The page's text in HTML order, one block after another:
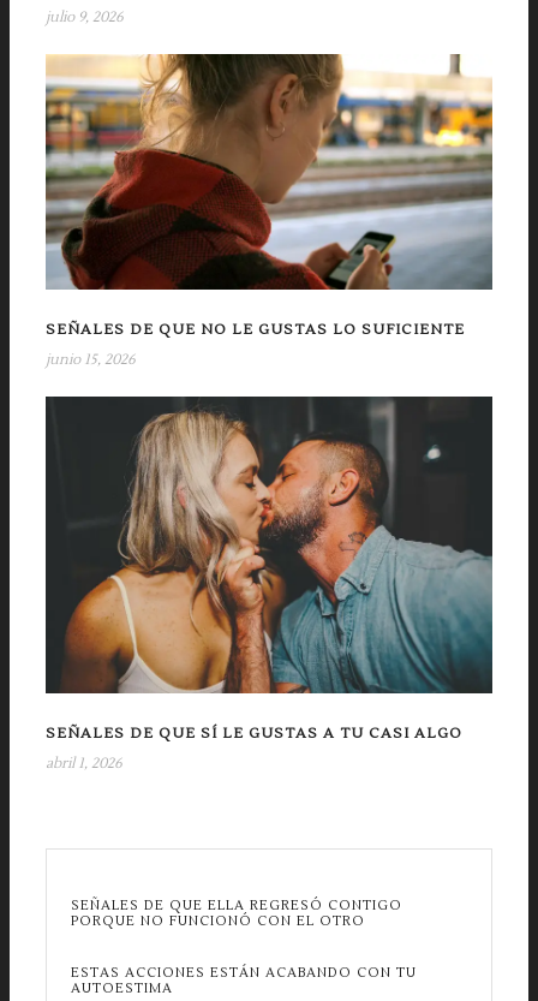
julio 9, 2026
SEÑALES DE QUE NO LE GUSTAS LO SUFICIENTE
junio 15, 2026
SEÑALES DE QUE SÍ LE GUSTAS A TU CASI ALGO
abril 1, 2026
SEÑALES DE QUE ELLA REGRESÓ CONTIGO
PORQUE NO FUNCIONÓ CON EL OTRO
ESTAS ACCIONES ESTÁN ACABANDO CON TU
AUTOESTIMA